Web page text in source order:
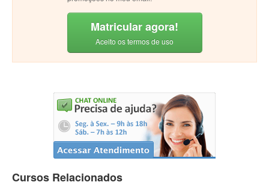
Matricular agora!
Aceito os termos de uso
Cursos Relacionados